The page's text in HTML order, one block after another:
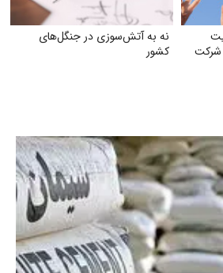
شرکت
نه به آتش‌سوزی در جنگل‌های
کشور